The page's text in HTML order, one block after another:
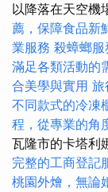
以降落在天空機
薦，保障食品新
業服務 殺蟑螂
滿足各類活動的
合美學與實用 旅
不同款式的冷凍
程，從專業的角
瓦隆市的卡塔利
完整的工商登記
桃園外燴，無論